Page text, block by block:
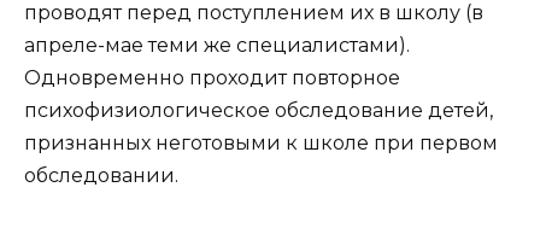
проводят перед поступлением их в школу (в
апреле-мае теми же специалистами).
Одновременно проходит повторное
психофизиологическое обследование детей,
признанных неготовыми к школе при первом
обследовании.